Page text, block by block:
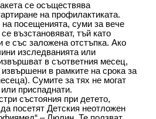
се осъществява
на профилактиката.
на посещенията, суми за вече
възстановяват, тъй като
е със заложена отстъпка. Ако
изследванията или
в съответния месец,
в рамките на срока за
Сумите за тях не могат
приспаднати.
състояния при детето,
посетят Детския неотложен